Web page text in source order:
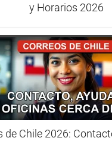
y Horarios 2026
de Chile 2026: